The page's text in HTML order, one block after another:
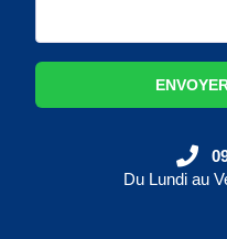
Du Lundi au